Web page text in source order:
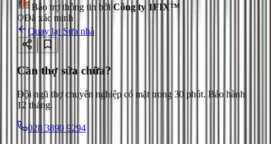
Bảo trợ thông tin bởi Công ty 1FIX™
Đã xác minh
Quay lại Sửa nhà
Cần thợ sửa chữa?
Đội ngũ thợ chuyên nghiệp có mặt trong 30 phút. Bảo hành
12 tháng.
028 3890 9294